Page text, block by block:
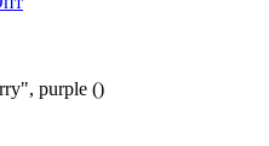
purple ()